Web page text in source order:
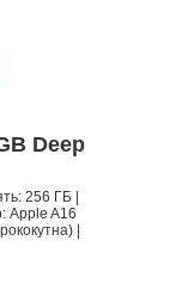
Deep
256 ГБ |
Apple A16
|